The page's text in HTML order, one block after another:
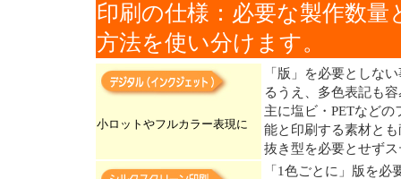
印刷の仕様：必要な製作数
方法を使い分けます。
小ロットやフルカラー表現に
「版」を必要としな
るうえ、多色表記も
主に塩ビ・PETなど
能と印刷する素材と
抜き型を必要とせず
「1色ごとに」版を